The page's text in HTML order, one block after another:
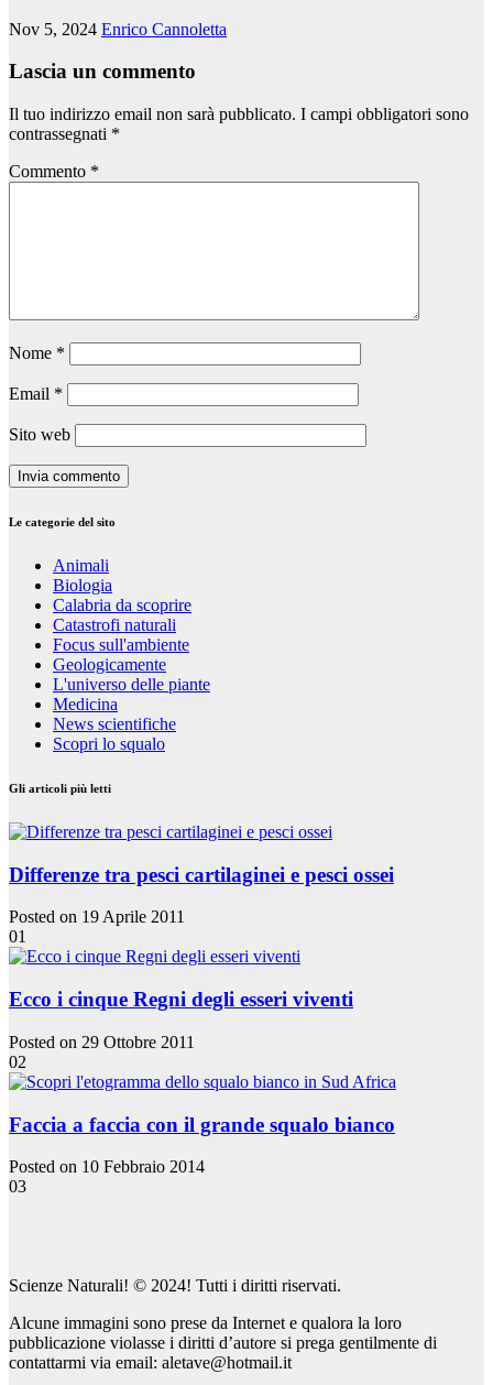
Nov 5, 2024 Enrico Cannoletta
Lascia un commento
Il tuo indirizzo email non sarà pubblicato. I campi obbligatori sono
contrassegnati *
Commento *
Nome *
Email *
Sito web
Le categorie del sito
Animali
Biologia
Calabria da scoprire
Catastrofi naturali
Focus sull'ambiente
Geologicamente
L'universo delle piante
Medicina
News scientifiche
Scopri lo squalo
Gli articoli più letti
Differenze tra pesci cartilaginei e pesci ossei
Posted on 19 Aprile 2011
01
Ecco i cinque Regni degli esseri viventi
Posted on 29 Ottobre 2011
02
Faccia a faccia con il grande squalo bianco
Posted on 10 Febbraio 2014
03
Scienze Naturali! © 2024! Tutti i diritti riservati.
Alcune immagini sono prese da Internet e qualora la loro
pubblicazione violasse i diritti d’autore si prega gentilmente di
contattarmi via email: aletave@hotmail.it